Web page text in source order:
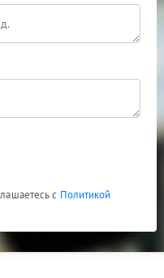
с Политикой